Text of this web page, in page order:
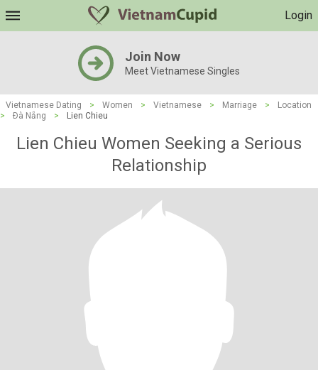
Login
Join Now
Meet Vietnamese Singles
Vietnamese Dating > Women > Vietnamese > Marriage >
Location
>
Ðà Nẵng > Lien Chieu
Lien Chieu Women Seeking a Serious
Relationship